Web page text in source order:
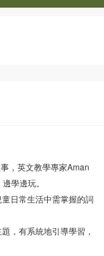
，英文教學專家Aman
學邊玩。
日常生活中需掌握的詞
，有系統地引導學習，